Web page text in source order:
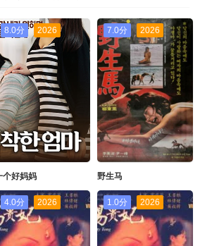
8.0分 2026
个好妈妈
7.0分 2026
野生马
4.0分 2026 1.0分 2026